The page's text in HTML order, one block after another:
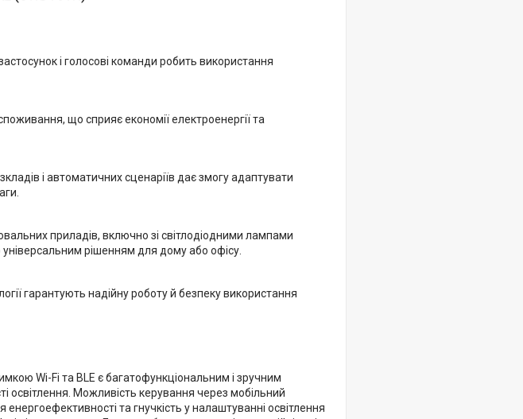
і голосові команди робить використання
що сприяє економії електроенергії та
і автоматичних сценаріїв дає змогу адаптувати
приладів, включно зі світлодіодними лампами
рішенням для дому або офісу.
гарантують надійну роботу й безпеку використання
Wi-Fi та BLE є багатофункціональним і зручним
освітлення. Можливість керування через мобільний
енергоефективності та гнучкість у налаштуванні освітлення